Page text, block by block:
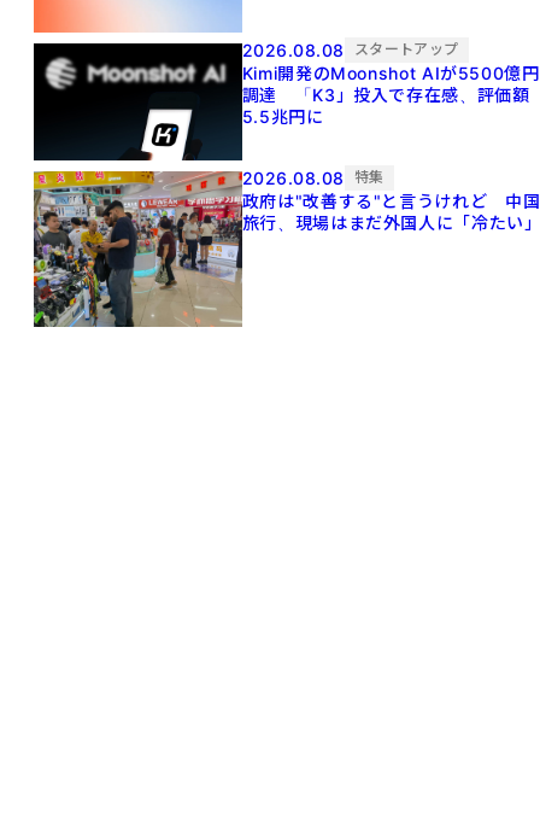
2026.08.08 スタートアップ
Kimi開発のMoonshot AIが5500億円
調達 「K3」投入で存在感、評価額
5.5兆円に
2026.08.08 特集
政府は"改善する"と言うけれど 中国
旅行、現場はまだ外国人に「冷たい